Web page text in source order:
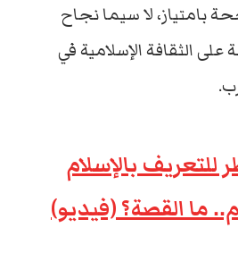
بامتياز، لا سيما نجاح
الثقافة الإسلامية في
للتعريف بالإسلام
ما القصة؟ (فيديو)